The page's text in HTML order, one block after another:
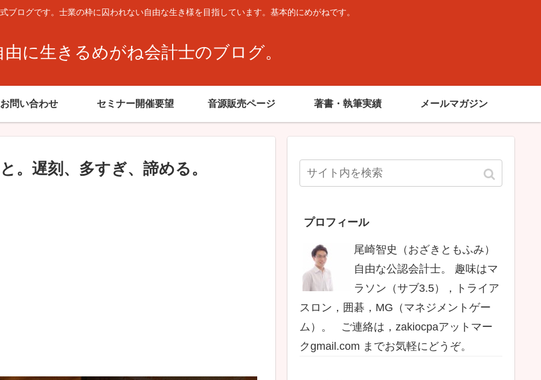
ログです。士業の枠に囚われない自由な生き様を目指しています。基本的にめがねです。
由に生きるめがね会計士のブログ。
お問い合わせ セミナー開催要望 音源販売ページ 著書・執筆実績 メールマガジン
。遅刻、多すぎ、諦める。
プロフィール
尾崎智史（おざきともふみ）
自由な公認会計士。 趣味はマ
ラソン（サブ3.5），トライア
スロン，囲碁，MG（マネジメントゲー
ム）。 ご連絡は，zakiocpaアットマー
クgmail.com までお気軽にどうぞ。